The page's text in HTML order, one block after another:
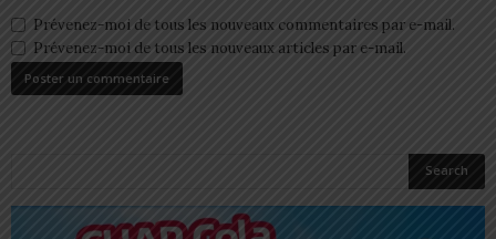
Prévenez-moi de tous les nouveaux commentaires par e-mail.
Prévenez-moi de tous les nouveaux articles par e-mail.